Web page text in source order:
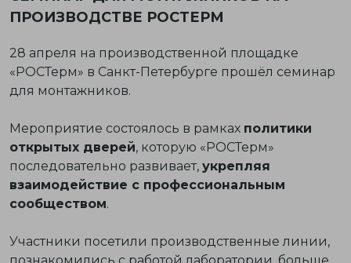
ПРОИЗВОДСТВЕ РОСТЕРМ
28 апреля на производственной площадке
«РОСТерм» в Санкт-Петербурге прошёл семинар
для монтажников.
Мероприятие состоялось в рамках политики
открытых дверей, которую «РОСТерм»
последовательно развивает, укрепляя
взаимодействие с профессиональным
сообществом.
Участники посетили производственные линии,